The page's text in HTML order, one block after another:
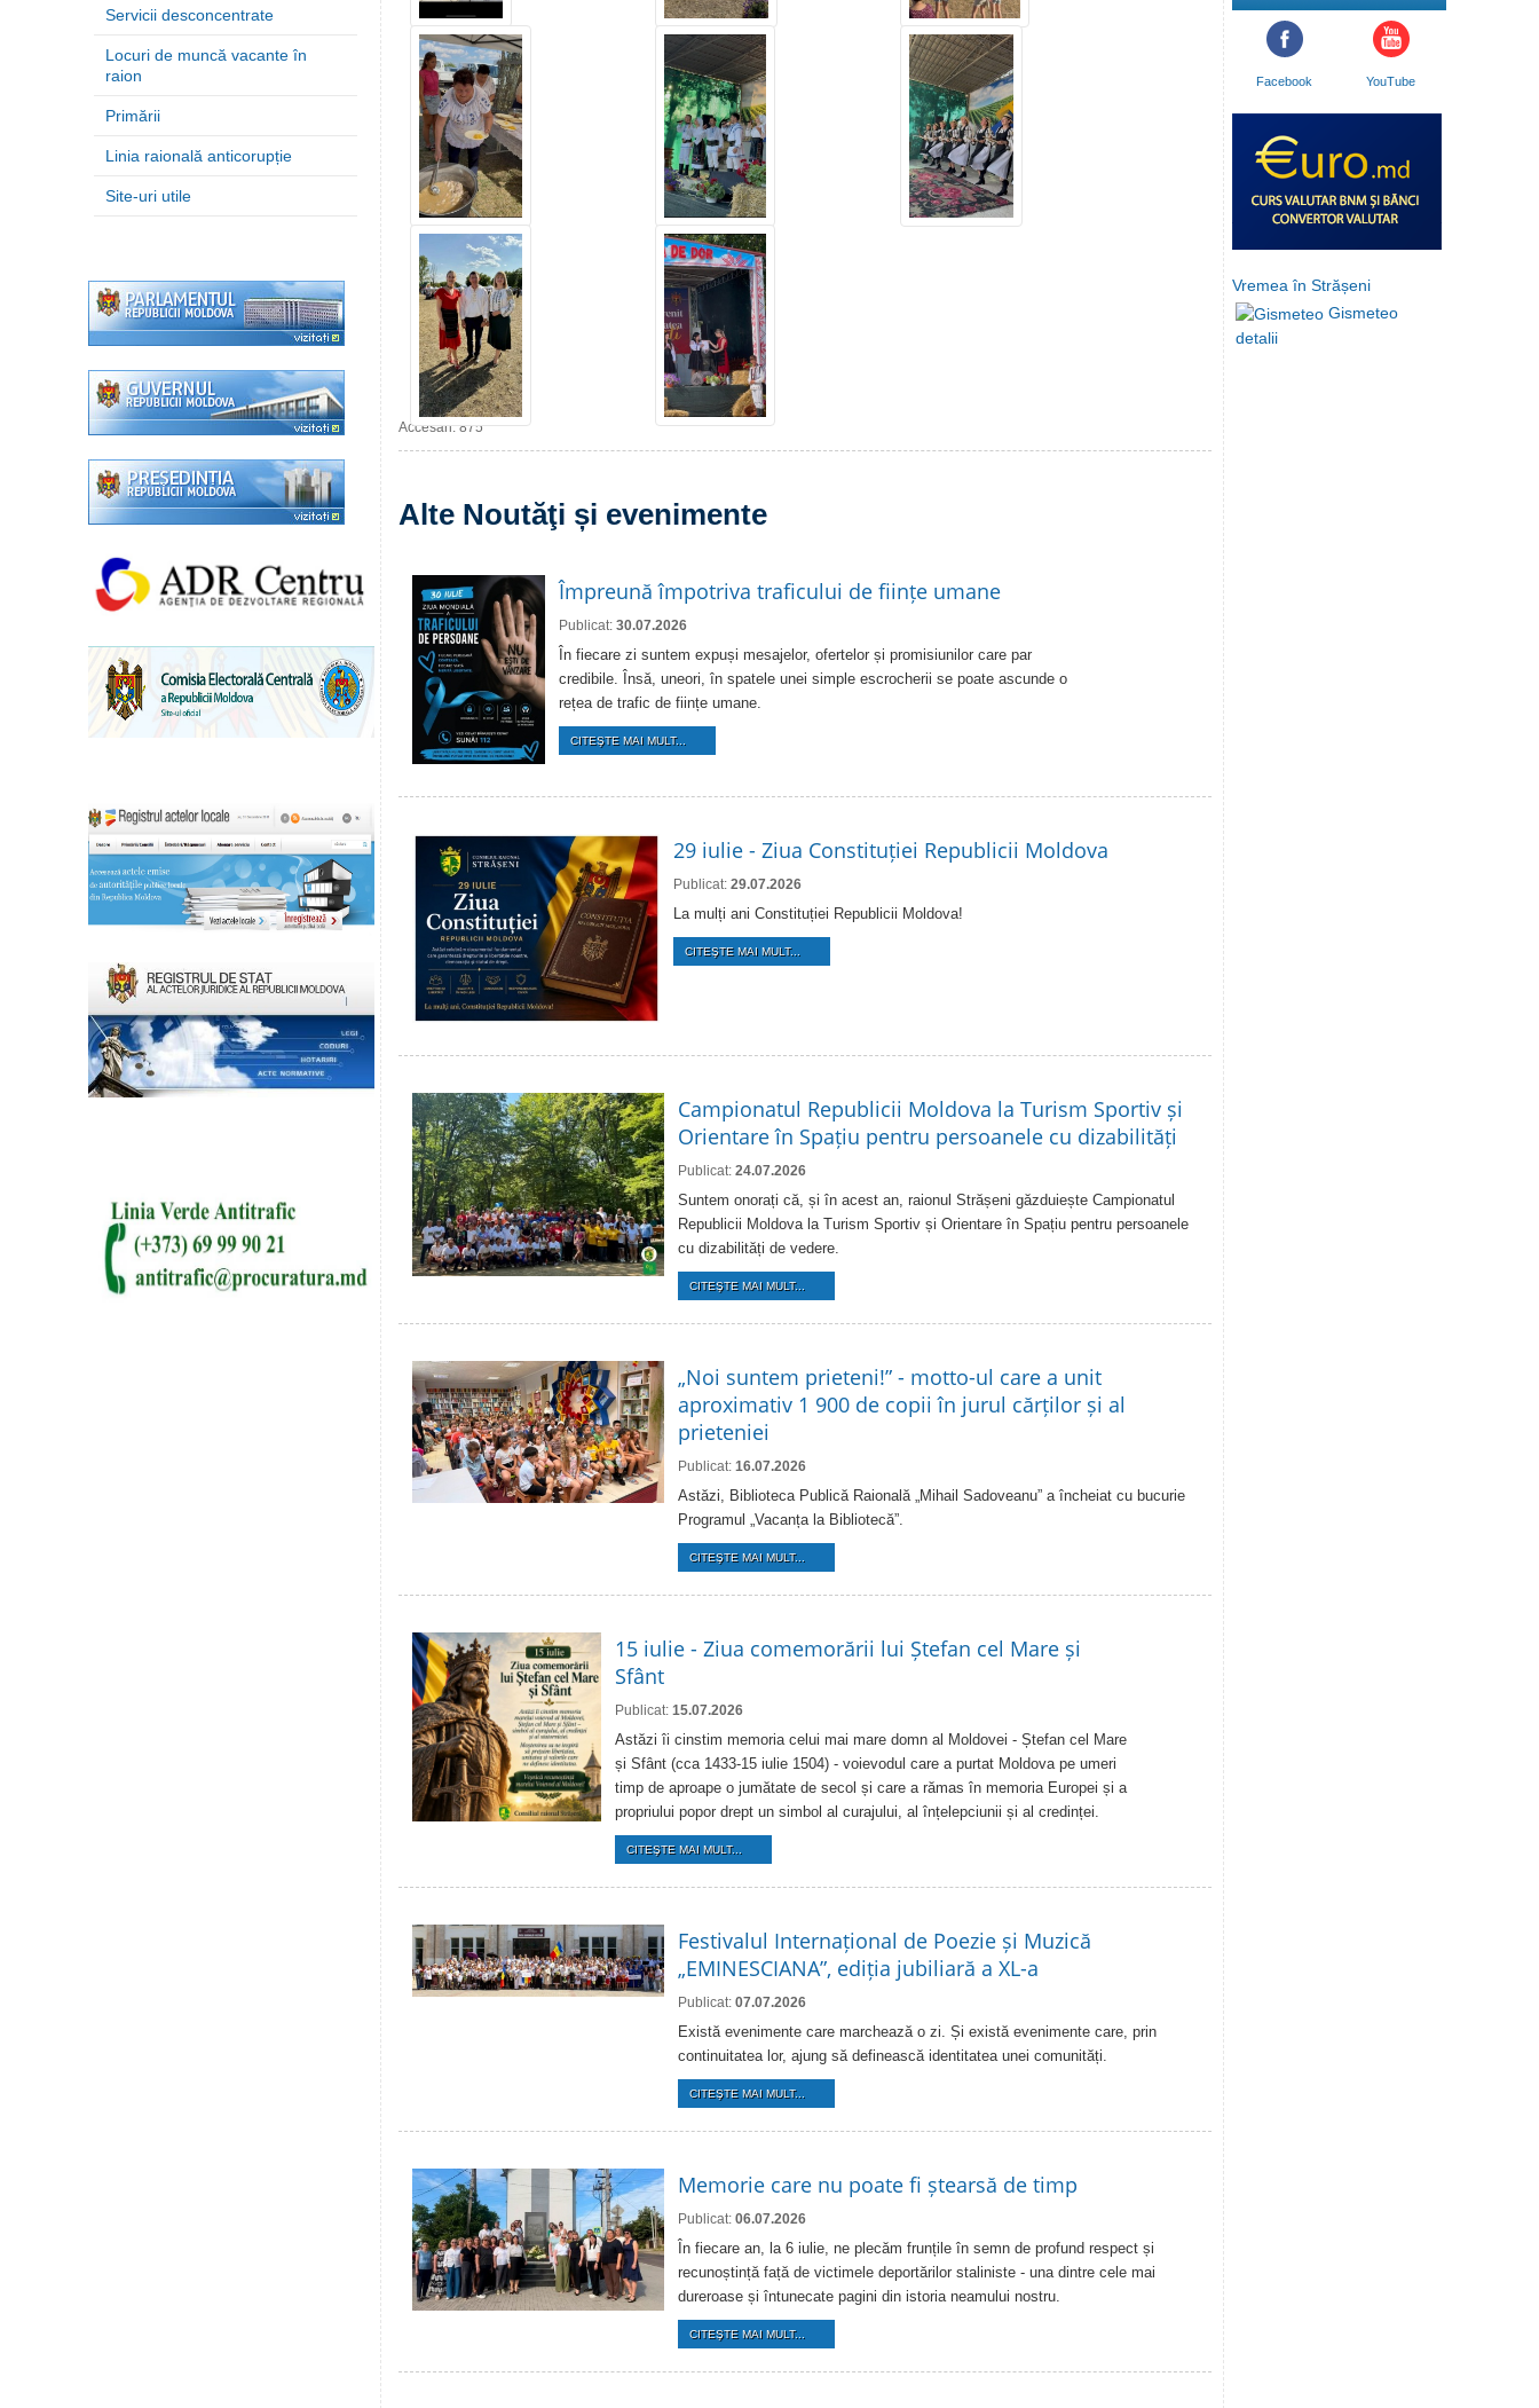
Servicii desconcentrate
Locuri de muncă vacante în
raion
Primării
Linia raională anticorupție
Site-uri utile
Accesări: 875
Alte Noutăţi și evenimente
Împreună împotriva traficului de ființe umane
Publicat:30.07.2026
În fiecare zi suntem expuși mesajelor, ofertelor și promisiunilor care par
credibile. Însă, uneori, în spatele unei simple escrocherii se poate ascunde o
rețea de trafic de ființe umane.
CITEŞTE MAI MULT...
29 iulie - Ziua Constituției Republicii Moldova
Publicat: 29.07.2026
La mulți ani Constituției Republicii Moldova!
CITEŞTE MAI MULT...
Campionatul Republicii Moldova la Turism Sportiv și
Orientare în Spațiu pentru persoanele cu dizabilități
Publicat: 24.07.2026
Suntem onorați că, și în acest an, raionul Strășeni găzduiește Campionatul
Republicii Moldova la Turism Sportiv și Orientare în Spațiu pentru persoanele
cu dizabilități de vedere.
CITEŞTE MAI MULT...
„Noi suntem prieteni!” - motto-ul care a unit
aproximativ 1 900 de copii în jurul cărților și al
prieteniei
Publicat: 16.07.2026
Astăzi, Biblioteca Publică Raională „Mihail Sadoveanu” a încheiat cu bucurie
Programul „Vacanța la Bibliotecă”.
CITEŞTE MAI MULT...
15 iulie - Ziua comemorării lui Ștefan cel Mare și
Sfânt
Publicat: 15.07.2026
Astăzi îi cinstim memoria celui mai mare domn al Moldovei - Ștefan cel Mare
și Sfânt (cca 1433-15 iulie 1504) - voievodul care a purtat Moldova pe umeri
timp de aproape o jumătate de secol și care a rămas în memoria Europei și a
propriului popor drept un simbol al curajului, al înțelepciunii și al credinței.
CITEŞTE MAI MULT...
Festivalul Internațional de Poezie și Muzică
„EMINESCIANA”, ediția jubiliară a XL-a
Publicat: 07.07.2026
Există evenimente care marchează o zi. Și există evenimente care, prin
continuitatea lor, ajung să definească identitatea unei comunități.
CITEŞTE MAI MULT...
Memorie care nu poate fi ștearsă de timp
Publicat: 06.07.2026
În fiecare an, la 6 iulie, ne plecăm frunțile în semn de profund respect și
recunoștință față de victimele deportărilor staliniste - una dintre cele mai
dureroase și întunecate pagini din istoria neamului nostru.
CITEŞTE MAI MULT...
Facebook YouTube
Vremea în Strășeni
Gismeteo
detalii